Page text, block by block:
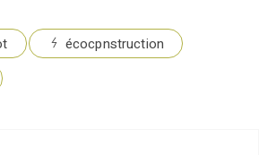
écocpnstruction